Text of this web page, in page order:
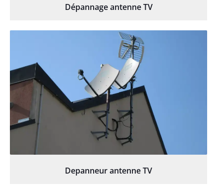
Dépannage antenne TV
Depanneur antenne TV